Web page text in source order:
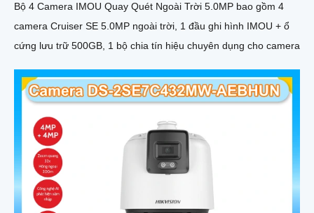
Bộ 4 Camera IMOU Quay Quét Ngoài Trời 5.0MP bao gồm 4
camera Cruiser SE 5.0MP ngoài trời, 1 đầu ghi hình IMOU + ổ
cứng lưu trữ 500GB, 1 bộ chia tín hiệu chuyên dụng cho camera